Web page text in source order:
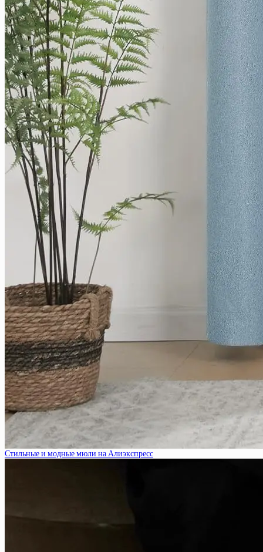
Стильные и модные мюли на Алиэкспресс